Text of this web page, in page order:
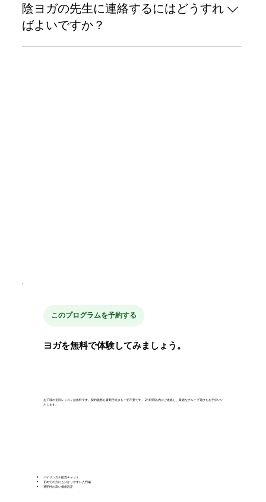
セッションは、予約制です。
LINE（@Breathyoga）またはメール
陰ヨガの先生に連絡するにはどうすれ
ばよいですか？
このプログラムを予約する
ヨガを無料で体験してみましょう。
お子様の初回レッスンは無料です。契約義務も書類手続きも一切不要です。24時間以内にご連絡し、最適なグループ選びをお手伝いい
たします。
バイリンガル配置チャット
初めての方にも分かりやすい入門編
透明性の高い価格設定